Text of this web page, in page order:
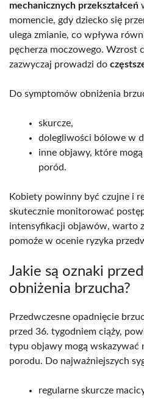
mechanicznych przekształceń
momencie, gdy dziecko się
ulega zmianie, co wpływa
pęcherza moczowego. Wzrost
zazwyczaj prowadzi do
Do symptomów obniżenia
skurcze,
dolegliwości bólowe w
inne objawy, które
poród.
Kobiety powinny być czujne i
skutecznie monitorować
intensyfikacji objawów, warto
pomoże w ocenie ryzyka
Jakie są oznaki
obniżenia brzucha?
Przedwczesne opadnięcie
przed 36. tygodniem ciąży,
typu objawy mogą wskazywać
porodu. Do najważniejszych
regularne skurcze